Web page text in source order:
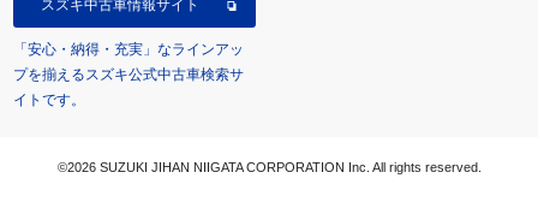
スズキ中古車情報サイト
「安心・納得・充実」なラインアッ
プを揃えるスズキ公式中古車検索サ
イトです。
©2026 SUZUKI JIHAN NIIGATA CORPORATION Inc. All rights reserved.